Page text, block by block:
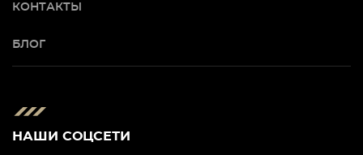
КОНТАКТЫ
БЛОГ
НАШИ СОЦСЕТИ